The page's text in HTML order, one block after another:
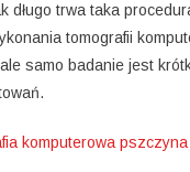
długo trwa taka
tomografii
samo badanie jest
komputerowa pszczyna